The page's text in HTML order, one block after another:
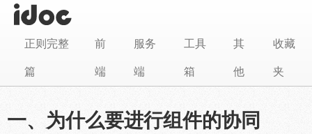
正则完整
篇
前
端
服务
端
工具
箱
其
他
收藏
夹
一、为什么要进行组件的协同